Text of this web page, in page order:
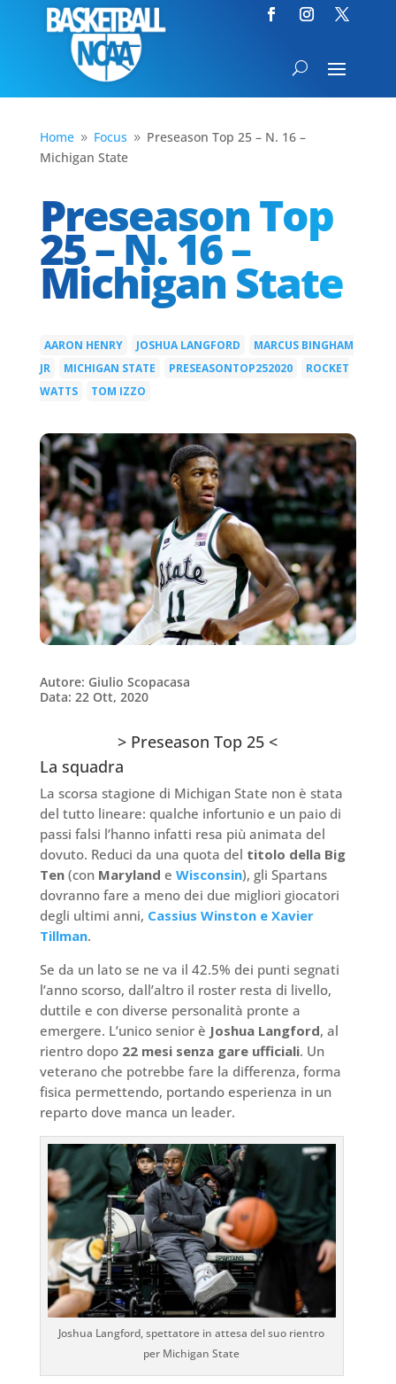
Home 9 Focus 9 Preseason Top 25 – N. 16 –
Michigan State
Preseason Top
25 – N. 16 –
Michigan State
AARON HENRY JOSHUA LANGFORD
MARCUS BINGHAM
JR
MICHIGAN STATE PRESEASONTOP252020
ROCKET
WATTS
TOM IZZO
Autore: Giulio Scopacasa
Data: 22 Ott, 2020
> Preseason Top 25 <
La squadra
La scorsa stagione di Michigan State non è stata
del tutto lineare: qualche infortunio e un paio di
passi falsi l’hanno infatti resa più animata del
dovuto. Reduci da una quota del titolo della Big
Ten (con Maryland e Wisconsin), gli Spartans
dovranno fare a meno dei due migliori giocatori
degli ultimi anni, Cassius Winston e Xavier
Tillman.
Se da un lato se ne va il 42.5% dei punti segnati
l’anno scorso, dall’altro il roster resta di livello,
duttile e con diverse personalità pronte a
emergere. L’unico senior è Joshua Langford, al
rientro dopo 22 mesi senza gare ufficiali. Un
veterano che potrebbe fare la differenza, forma
fisica permettendo, portando esperienza in un
reparto dove manca un leader.
Joshua Langford, spettatore in attesa del suo rientro
per Michigan State